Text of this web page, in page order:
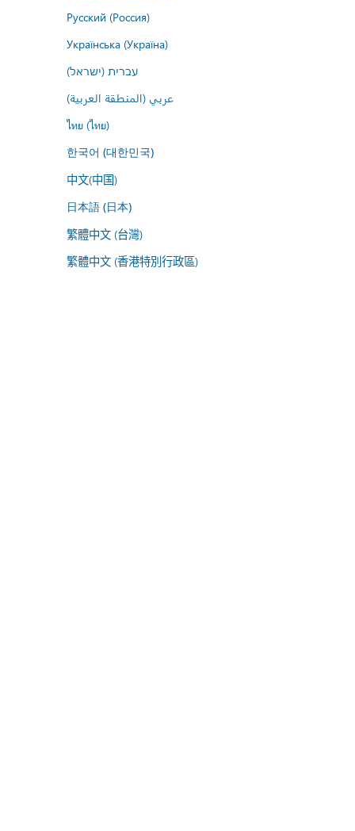
Русский (Россия)
Українська (Україна)
עברית (ישראל)
عربي (المنطقة العربية)
ไทย (ไทย)
한국어 (대한민국)
中文(中国)
日本語 (日本)
繁體中文 (台灣)
繁體中文 (香港特別行政區)